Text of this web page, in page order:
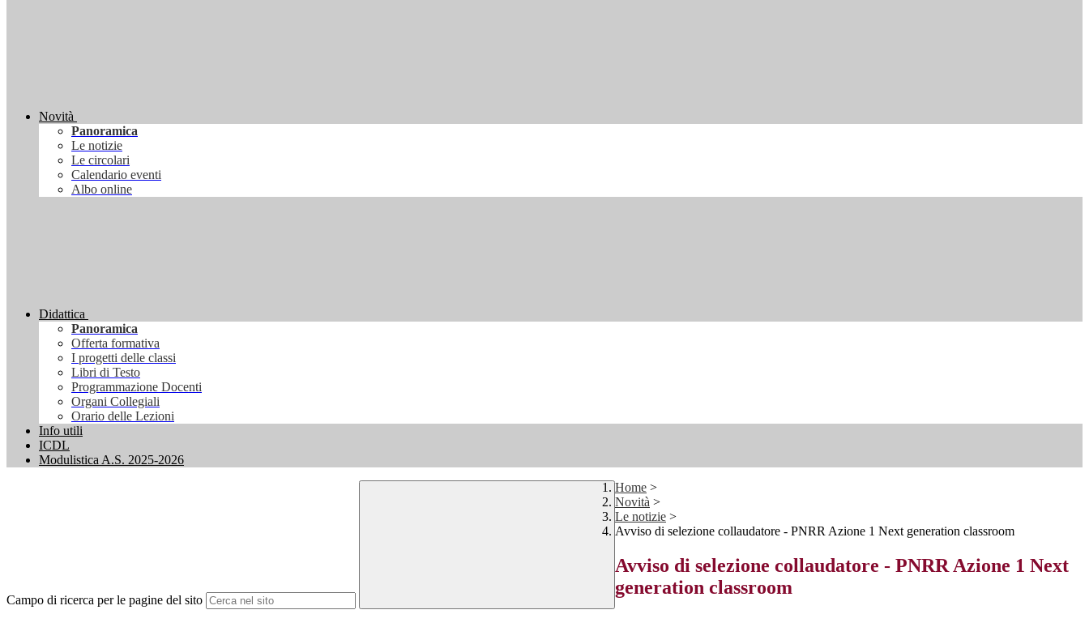
Novità
Panoramica
Le notizie
Le circolari
Calendario eventi
Albo online
Didattica
Panoramica
Offerta formativa
I progetti delle classi
Libri di Testo
Programmazione Docenti
Organi Collegiali
Orario delle Lezioni
Info utili
ICDL
Modulistica A.S. 2025-2026
Campo di ricerca per le pagine del sito
Home >
Novità >
Le notizie >
Avviso di selezione collaudatore - PNRR Azione 1 Next generation classroom
Avviso di selezione collaudatore - PNRR Azione 1 Next
generation classroom